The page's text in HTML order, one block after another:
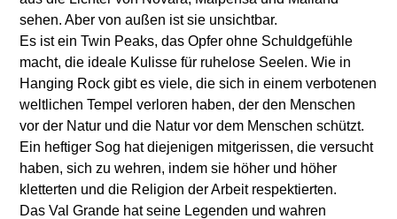
sehen. Aber von außen ist sie unsichtbar.
Es ist ein Twin Peaks, das Opfer ohne Schuldgefühle
macht, die ideale Kulisse für ruhelose Seelen. Wie in
Hanging Rock gibt es viele, die sich in einem verbotenen
weltlichen Tempel verloren haben, der den Menschen
vor der Natur und die Natur vor dem Menschen schützt.
Ein heftiger Sog hat diejenigen mitgerissen, die versucht
haben, sich zu wehren, indem sie höher und höher
kletterten und die Religion der Arbeit respektierten.
Das Val Grande hat seine Legenden und wahren